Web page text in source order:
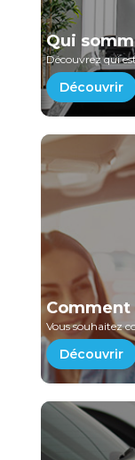
Qui
Découvrez qui
Découvrir
Vous souhaitez
Découvrir